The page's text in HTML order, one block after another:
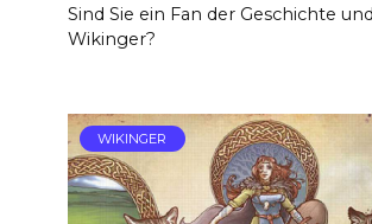
Sind Sie ein Fan der Geschichte
Wikinger?
WIKINGER